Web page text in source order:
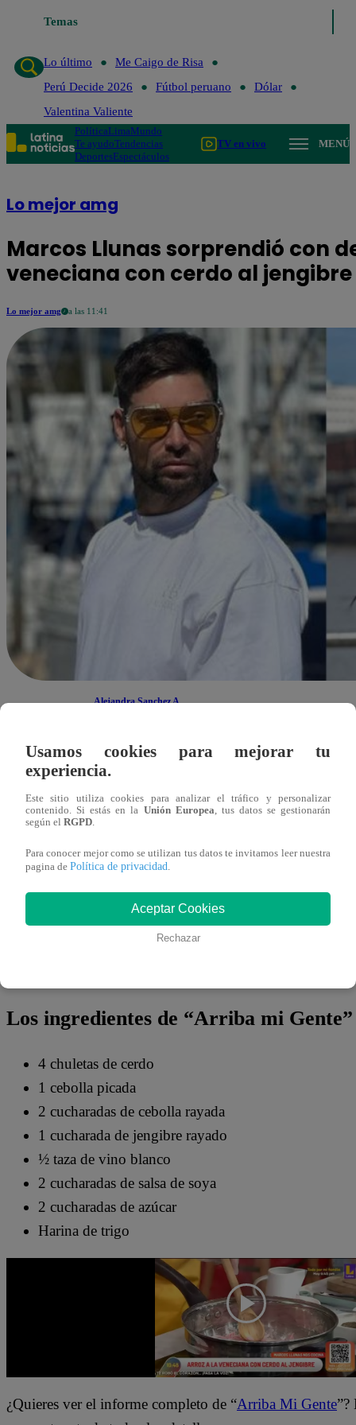
Temas
Lo último
Lo último
Me Caigo de Risa
Perú Decide 2026
Fútbol peruano
Dólar
Valentina Valiente
PolíticaLimaMundo
Te ayudoTendencias
DeportesEspectáculos
TV en vivo MENÚ
Lo mejor amg
Marcos Llunas sorprendió con
veneciana con cerdo al
Lo mejor amg a las 11:41
Alejandra Sanchez A.
El cantante español Marcos Llunas llegó al set de Arriba
delicioso plato arroz a la veneciana con cerdo al
deleitar a los televidentes con el paso a paso de este
Además, mientras daba los consejos culinarios, Marco
viernes 27 de octubre en el Teatro principal Manuel A.
Los ingredientes de “Arriba mi
4 chuletas de cerdo
1 cebolla picada
2 cucharadas de cebolla rayada
1 cucharada de jengibre rayado
½ taza de vino blanco
2 cucharadas de salsa de soya
2 cucharadas de azúcar
Harina de trigo
¿Quieres ver el informe completo de “Arriba Mi Gente”?
Usamos cookies para mejorar tu
experiencia.
Este sitio utiliza cookies para analizar el tráfico y personalizar
contenido. Si estás en la Unión Europea, tus datos se gestionarán
según el RGPD.
Para conocer mejor como se utilizan tus datos te invitamos leer nuestra
pagina de Política de privacidad.
Aceptar Cookies
Rechazar